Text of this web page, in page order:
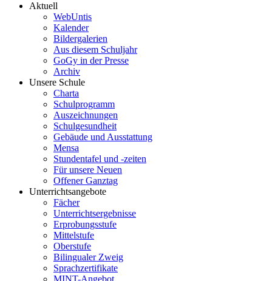
Aktuell
WebUntis
Kalender
Bildergalerien
Aus diesem Schuljahr
GoGy in der Presse
Archiv
Unsere Schule
Charta
Schulprogramm
Auszeichnungen
Schulgesundheit
Gebäude und Ausstattung
Mensa
Stundentafel und -zeiten
Für unsere Neuen
Offener Ganztag
Unterrichtsangebote
Fächer
Unterrichtsergebnisse
Erprobungsstufe
Mittelstufe
Oberstufe
Bilingualer Zweig
Sprachzertifikate